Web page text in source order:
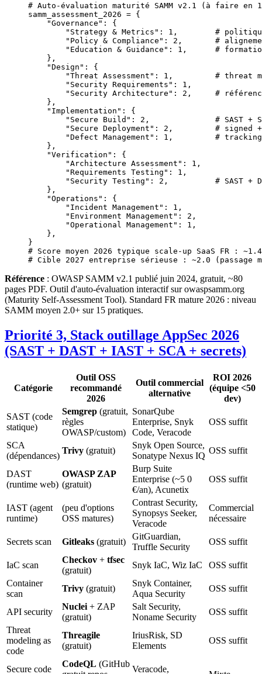
# Auto-évaluation maturité SAMM v2.1 (à faire en
samm_assessment_2026 = {
    "Governance"
: {
        "Strategy & Metrics"
: 1 , #
        "Policy & Compliance"
: 2 , #
        "Education & Guidance"
: 1 , #
    },
    "Design"
: {
        "Threat Assessment"
: 1 , # threat
        "Security Requirements"
: 1 ,
        "Security Architecture"
: 2 , #
    },
    "Implementation"
: {
        "Secure Build"
: 2 , # SAST +
        "Secure Deployment"
: 2 , # signed
        "Defect Management"
: 1 , #
    },
    "Verification"
: {
        "Architecture Assessment"
: 1 ,
        "Requirements Testing"
: 1 ,
        "Security Testing"
: 2 , # SAST +
    },
    "Operations"
: {
        "Incident Management"
: 1 ,
        "Environment Management"
: 2 ,
        "Operational Management"
: 1 ,
    },
}
# Score moyen 2026 typique scale-up SaaS FR : ~1.4
# Cible 2027 entreprise sérieuse : ~2.0 (passage
Référence : OWASP SAMM v2.1 publié juin 2024, gratuit, ~80
pages PDF. Outil d'auto-évaluation interactif sur owaspsamm.org
(Maturity Self-Assessment Tool). Standard FR mature 2026 : niveau
SAMM moyen 2.0+ sur 15 pratiques.
Priorité 3, Stack outillage AppSec 2026
(SAST + DAST + IAST + SCA + secrets)
Catégorie
Outil OSS
recommandé
2026
Outil commercial
alternative
ROI 2026
(équipe <50
dev)
SAST (code
statique)
Semgrep (gratuit,
règles
OWASP/custom)
SonarQube
Enterprise, Snyk
Code, Veracode
OSS suffit
SCA
(dépendances)
Trivy (gratuit)
Snyk Open Source,
Sonatype Nexus IQ
OSS suffit
DAST
(runtime web)
OWASP ZAP
(gratuit)
Burp Suite
Enterprise (~5 0
€/an), Acunetix
OSS suffit
IAST (agent
runtime)
(peu d'options
OSS matures)
Contrast Security,
Synopsys Seeker,
Veracode
Commercial
nécessaire
Secrets scan Gitleaks (gratuit)
GitGuardian,
Truffle Security
OSS suffit
IaC scan
Checkov + tfsec
(gratuit)
Snyk IaC, Wiz IaC
OSS suffit
Container
scan
Trivy (gratuit)
Snyk Container,
Aqua Security
OSS suffit
API security
Nuclei + ZAP
(gratuit)
Salt Security,
Noname Security
OSS suffit
Threat
modeling as
code
Threagile
(gratuit)
IriusRisk, SD
Elements
OSS suffit
Secure code
CodeQL (GitHub
Veracode,